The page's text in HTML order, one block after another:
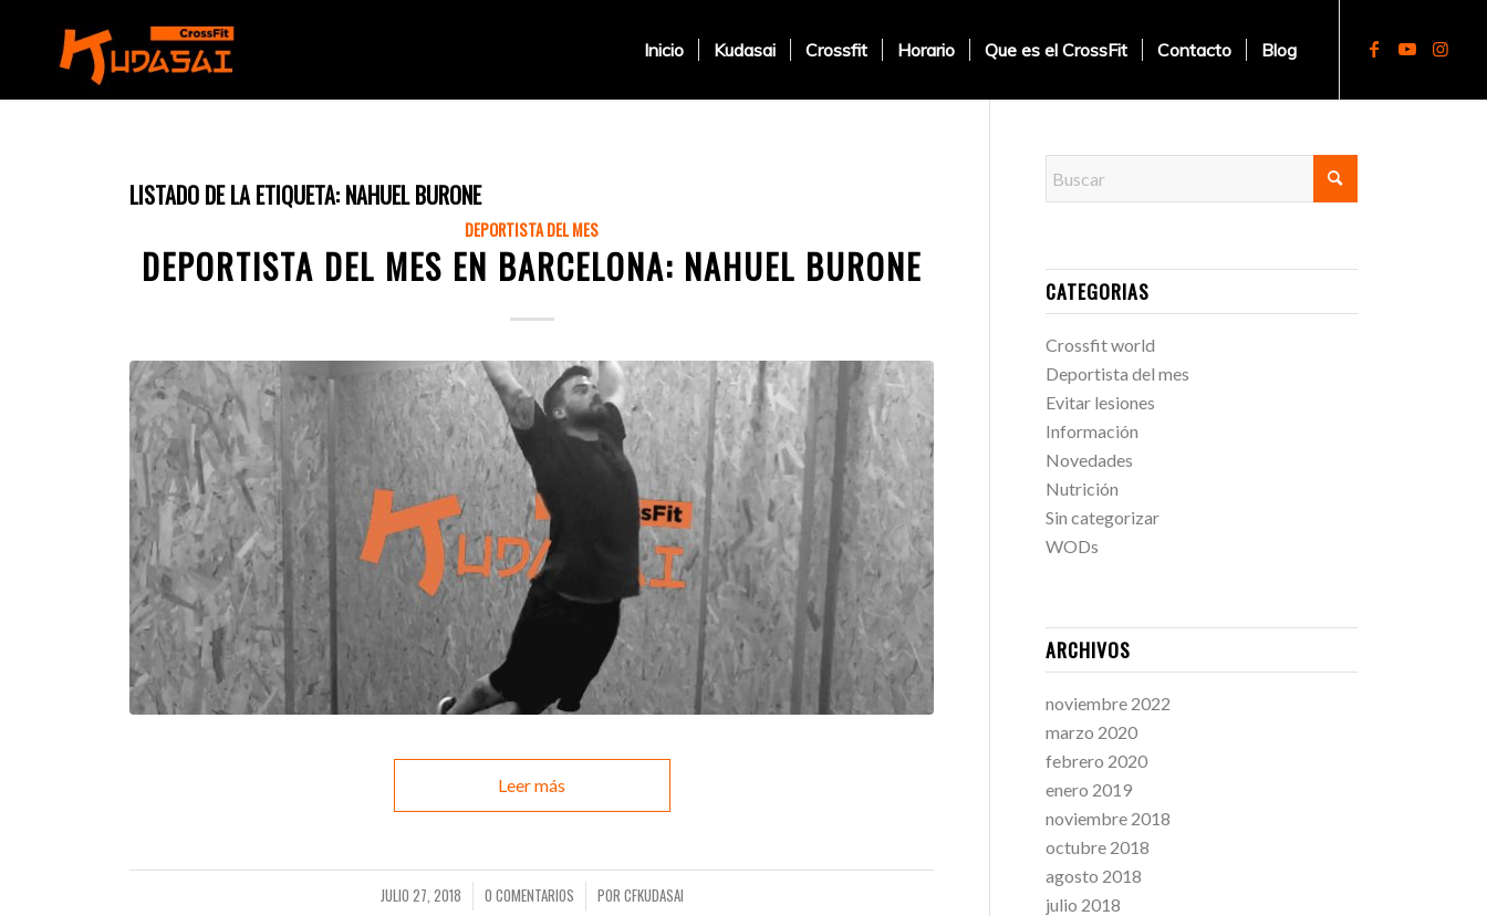
Inicio Kudasai Crossfit Horario Que es el CrossFit Contacto Blog
LISTADO DE LA ETIQUETA: NAHUEL BURONE
DEPORTISTA DEL MES
DEPORTISTA DEL MES EN BARCELONA: NAHUEL BURONE
Leer más
JULIO 27, 2018
/ 0 COMENTARIOS
/ POR CFKUDASAI
CATEGORIAS
Crossfit world
Deportista del mes
Evitar lesiones
Información
Novedades
Nutrición
Sin categorizar
WODs
ARCHIVOS
noviembre 2022
marzo 2020
febrero 2020
enero 2019
noviembre 2018
octubre 2018
agosto 2018
julio 2018